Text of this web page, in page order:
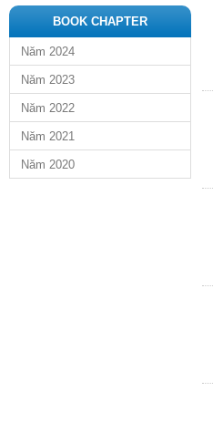
BOOK CHAPTER
Năm 2024
Năm 2023
Năm 2022
Năm 2021
Năm 2020